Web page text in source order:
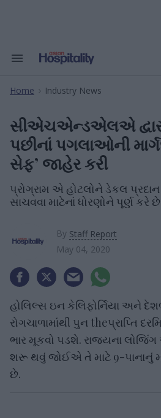
Search
Navigation
Home > Industry News
સીએચએન્ડએલએ દ્વારા
પછીનાં પગલાઓની
સેફ’ જાહેર કરી
પ્રોગ્રામ એ હોટલોને ડેકલ
સાચવવા માટેનાં ધોરણોને પૂર્ણ કરે છે
By Staff Report
May 04, 2020
હોલિલ્સ ઇન કેલિફોર્નિયા અને
રોગચાળામાંથી પુન theપ્રાપ્તિ
ભાર મૂકવો પડશે. રાજ્યના
શરૂ થવું જોઈએ તે માટે 9-પાનાનું
છે.